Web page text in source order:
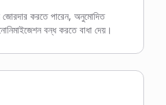
জোরদার করতে পারেন, অনুমোদিত
বন্ধ করতে বাধা দেয়।